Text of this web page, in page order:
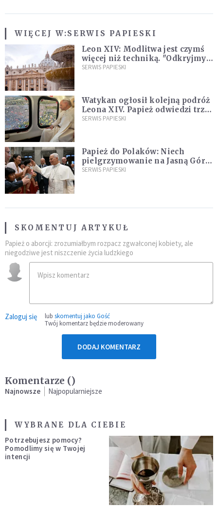
WIĘCEJ W:SERWIS PAPIESKI
Leon XIV: Modlitwa jest czymś
więcej niż techniką. "Odkryjmy
ją na nowo"
SERWIS PAPIESKI
Watykan ogłosił kolejną podróż
Leona XIV. Papież odwiedzi trzy
kraje Ameryki Południowej
SERWIS PAPIESKI
Papież do Polaków: Niech
pielgrzymowanie na Jasną Górę
umocni wiarę i nadzieję
SERWIS PAPIESKI
SKOMENTUJ ARTYKUŁ
Papież o aborcji: zrozumiałbym rozpacz zgwałconej kobiety, ale
niegodziwe jest niszczenie życia ludzkiego
Zaloguj się lub skomentuj jako Gość
Twój komentarz będzie moderowany
DODAJ KOMENTARZ
Komentarze ()
Najnowsze Najpopularniejsze
WYBRANE DLA CIEBIE
Potrzebujesz pomocy?
Pomodlimy się w Twojej
intencji